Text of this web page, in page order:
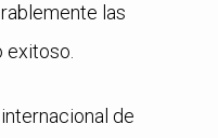
las
exitoso.
de